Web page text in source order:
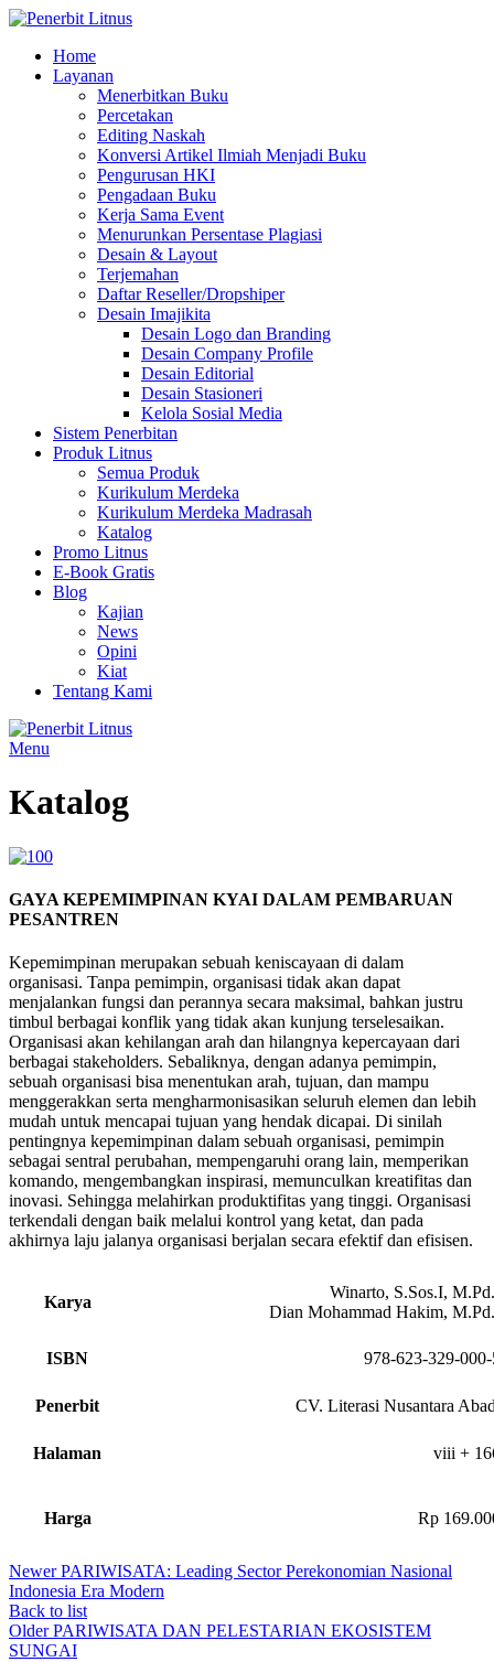
Home
Layanan
Menerbitkan Buku
Percetakan
Editing Naskah
Konversi Artikel Ilmiah Menjadi Buku
Pengurusan HKI
Pengadaan Buku
Kerja Sama Event
Menurunkan Persentase Plagiasi
Desain & Layout
Terjemahan
Daftar Reseller/Dropshiper
Desain Imajikita
Desain Logo dan Branding
Desain Company Profile
Desain Editorial
Desain Stasioneri
Kelola Sosial Media
Sistem Penerbitan
Produk Litnus
Semua Produk
Kurikulum Merdeka
Kurikulum Merdeka Madrasah
Katalog
Promo Litnus
E-Book Gratis
Blog
Kajian
News
Opini
Kiat
Tentang Kami
Menu
Katalog
GAYA KEPEMIMPINAN KYAI DALAM PEMBARUAN
PESANTREN
Kepemimpinan merupakan sebuah keniscayaan di dalam
organisasi. Tanpa pemimpin, organisasi tidak akan dapat
menjalankan fungsi dan perannya secara maksimal, bahkan justru
timbul berbagai konflik yang tidak akan kunjung terselesaikan.
Organisasi akan kehilangan arah dan hilangnya kepercayaan dari
berbagai stakeholders. Sebaliknya, dengan adanya pemimpin,
sebuah organisasi bisa menentukan arah, tujuan, dan mampu
menggerakkan serta mengharmonisasikan seluruh elemen dan lebih
mudah untuk mencapai tujuan yang hendak dicapai. Di sinilah
pentingnya kepemimpinan dalam sebuah organisasi, pemimpin
sebagai sentral perubahan, mempengaruhi orang lain, memperikan
komando, mengembangkan inspirasi, memunculkan kreatifitas dan
inovasi. Sehingga melahirkan produktifitas yang tinggi. Organisasi
terkendali dengan baik melalui kontrol yang ketat, dan pada
akhirnya laju jalanya organisasi berjalan secara efektif dan efisisen.
Karya
Winarto, S.Sos.I,
Dian Mohammad Hakim,
ISBN 978-623-329-
Penerbit CV. Literasi Nusantara
Halaman viii +
Harga Rp
Newer PARIWISATA: Leading Sector Perekonomian Nasional
Indonesia Era Modern
Back to list
Older PARIWISATA DAN PELESTARIAN EKOSISTEM
SUNGAI